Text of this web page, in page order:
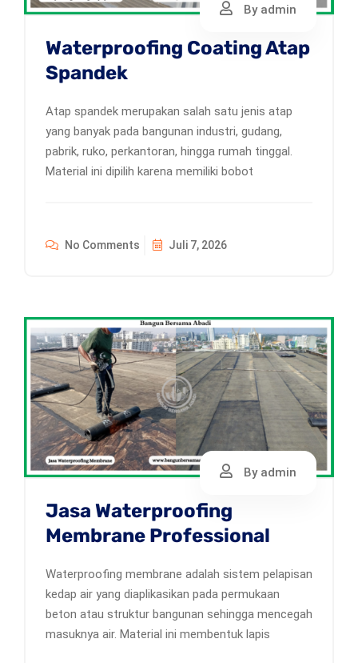
By admin
Waterproofing Coating Atap
Spandek
Atap spandek merupakan salah satu jenis atap
yang banyak pada bangunan industri, gudang,
pabrik, ruko, perkantoran, hingga rumah tinggal.
Material ini dipilih karena memiliki bobot
No Comments Juli 7, 2026
By admin
Jasa Waterproofing
Membrane Professional
Waterproofing membrane adalah sistem pelapisan
kedap air yang diaplikasikan pada permukaan
beton atau struktur bangunan sehingga mencegah
masuknya air. Material ini membentuk lapis